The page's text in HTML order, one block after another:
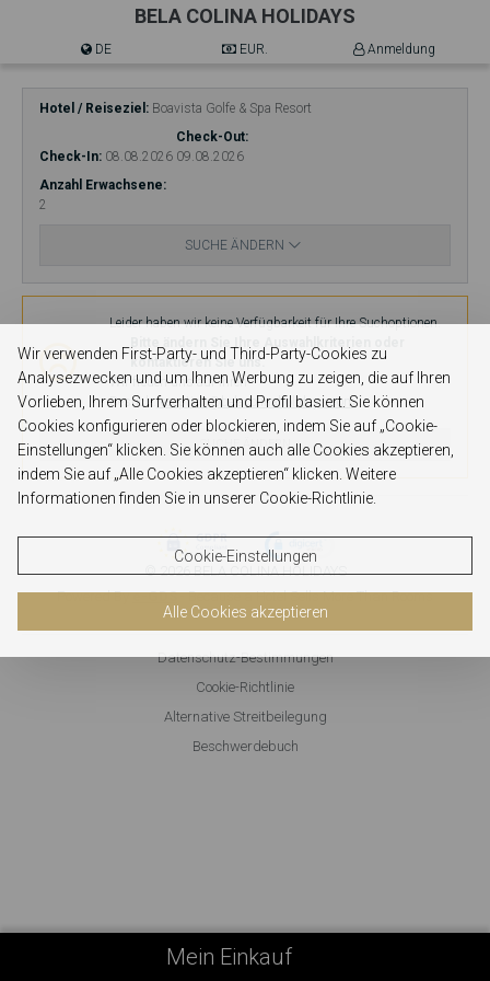
BELA COLINA HOLIDAYS
DE EUR. Anmeldung
Hotel / Reiseziel Boavista Golfe & Spa Resort
Check-In 08.08.2026
Check-Out
09.08.2026
Anzahl Erwachsene
2
SUCHE ÄNDERN
Mein Einkauf
Leider haben wir keine Verfügbarkeit für Ihre Suchoptionen.
kontaktieren Sie uns.
Wir freuen uns auf Ihren
Besuch.reception@belacolinaholidays.com
SUCHE ÄNDERN
© 2026 BELA COLINA HOLIDAYS
Powered Bye-GDS- Because a Hotel Sells More Than Rooms
Datenschutz-Bestimmungen
Cookie-Richtlinie
Alternative Streitbeilegung
Beschwerdebuch
Wir verwenden First-Party- und Third-Party-Cookies zu
Analysezwecken und um Ihnen Werbung zu zeigen, die auf Ihren
Vorlieben, Ihrem Surfverhalten und Profil basiert. Sie können
Cookies konfigurieren oder blockieren, indem Sie auf „Cookie-
Einstellungen“ klicken. Sie können auch alle Cookies akzeptieren,
indem Sie auf „Alle Cookies akzeptieren“ klicken. Weitere
Informationen finden Sie in unserer Cookie-Richtlinie.
Cookie-Einstellungen
Alle Cookies akzeptieren